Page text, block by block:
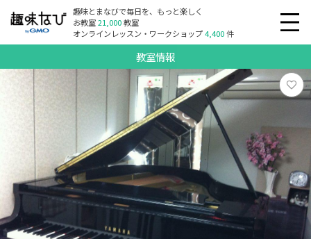
趣味とまなびで毎日を、もっと楽しく
お教室21,000教室
オンラインレッスン・ワークショップ4,400件
教室情報